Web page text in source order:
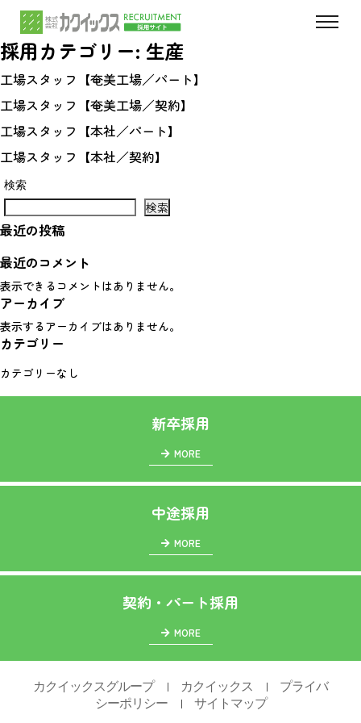
採用カテゴリー: 生産
工場スタッフ【奄美工場／パート】
工場スタッフ【奄美工場／契約】
工場スタッフ【本社／パート】
工場スタッフ【本社／契約】
検索
検索
最近の投稿
最近のコメント
表示できるコメントはありません。
アーカイブ
表示するアーカイブはありません。
カテゴリー
カテゴリーなし
新卒採用
MORE
中途採用
MORE
契約・パート採用
MORE
カクイックスグループ｜ カクイックス ｜ プライバ
シーポリシー｜ サイトマップ